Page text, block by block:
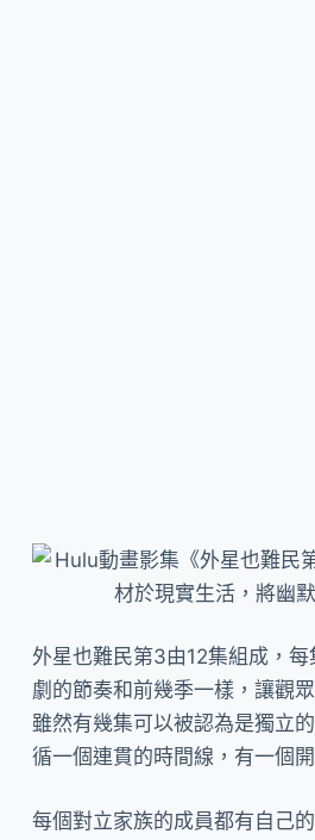
外星也難民第3由12集組成，
劇的節奏和前幾季一樣，讓觀
雖然有幾集可以被認為是獨立
循一個連貫的時間線，有一個
每個對立家族的成員都有自己